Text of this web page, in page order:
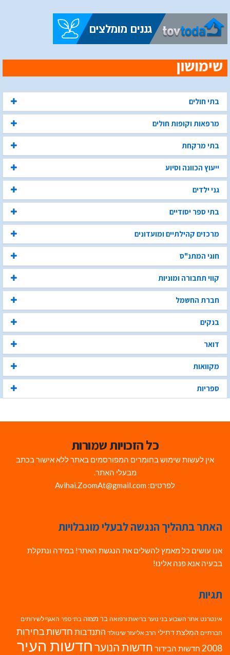
בתי חולים
מרפאות וקופות חולים
בתי מרקחת
ייעוץ הכוונה וסיוע
גני ילדים
בתי ספר יסודיים
מרכזים קהילתיים ומועדונים
חוגי המתנ"ס
קווי תחבורה ומוניות
חברת החשמל
בנקים
דואר
מקוואות
ספריות
כל הזכויות שמורות
אין לעשות שימוש בחומרים המפורסמים באתר ללא אישור בכתב
מבעלי האתר.
לפרטים: Avihai.ZoomAt@gmail.com
האתר בתהליך הנגשה לבעלי מוגבלויות
אנו עושים כל מאמץ להשלים את הנגשת האתר! במידה ונתקלת
בבעיה אנא פנה אלינו!
תגיות
אינטרנט אתר השבוע בני נוער בריאות ורפואה בר מצווה בתי ספר האגף לשירותים
חברתיים המלצת דתילי הרב אליעזר שינוולד התנדבות חדשות בחירות
2008 חדשות הבידור חדשות הנוערחדשות העיר